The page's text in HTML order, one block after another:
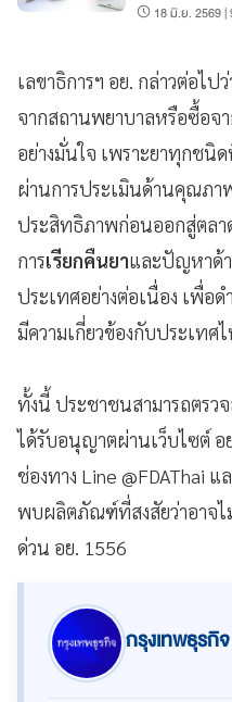
18 มิ.ย. 2569 |
เลขาธิการฯ อย. กล่าวต่อไป
จากสถานพยาบาลหรือซื้อจ
อย่างมั่นใจ เพราะยาทุกชนิ
ผ่านการประเมินด้านคุณภา
ประสิทธิภาพก่อนออกสู่ตลา
การเรียกคืนยาและปัญหาด้
ประเทศอย่างต่อเนื่อง เพื่อด
มีความเกี่ยวข้องกับประเทศ
ทั้งนี้ ประชาชนสามารถตร
ได้รับอนุญาตผ่านเว็บไซต์ อ
ช่องทาง Line @FDAThai
พบผลิตภัณฑ์ที่สงสัยว่าอาจไ
ด่วน อย. 1556
กรุงเทพธุรกิจ